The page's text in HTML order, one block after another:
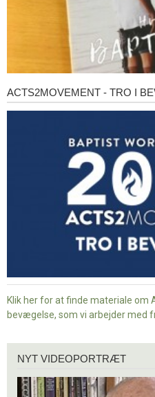
Acts2Movement
ACTS2MOVEMENT - TRO I
Klik her for at finde materiale om
bevægelse, som vi arbejder med
videoportræt
NYT VIDEOPORTRÆT